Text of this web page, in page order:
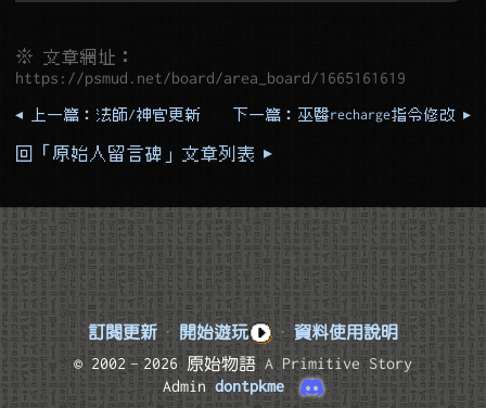
※ 文章網址：
https://psmud.net/board/area_board/1665161619
◂ 上一篇：法師/神官更新 下一篇：巫醫recharge指令修改 ▸
回「原始人留言碑」文章列表 ▸
訂閱更新 · 開始遊玩 · 資料使用說明
© 2002–2026 原始物語A Primitive Story
Admin dontpkme